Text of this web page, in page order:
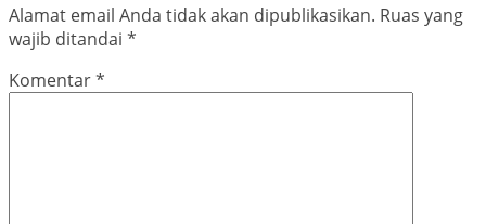
Alamat email Anda tidak akan dipublikasikan. Ruas yang
wajib ditandai *
Komentar*